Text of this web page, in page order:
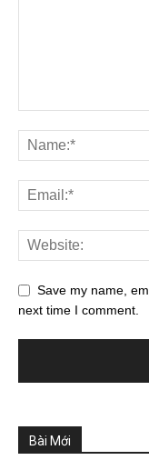
Save my name,
next time I comment.
Bài Mới